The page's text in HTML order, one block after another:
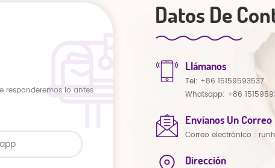
responderemos lo antes
Datos De
Llámanos
Tel: +86 15159593537
Whatsapp: +86
Envíanos Un
Correo electrónico :
Dirección